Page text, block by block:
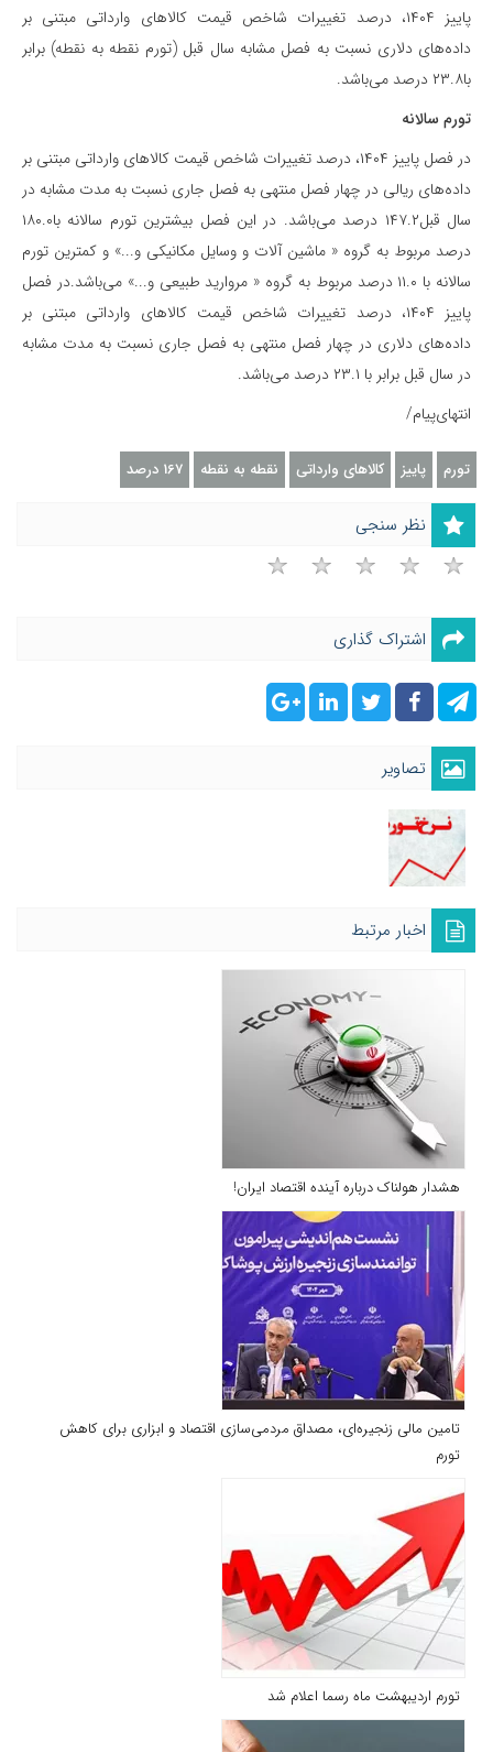
پاییز ۱۴۰۴، درصد تغییرات شاخص قیمت کالاهای وارداتی مبتنی بر
داده‌های دلاری نسبت به فصل مشابه سال قبل (تورم نقطه به نقطه) برابر
با۲۳.۸ درصد می‌باشد.
تورم سالانه
در فصل پاییز ۱۴۰۴، درصد تغییرات شاخص قیمت کالاهای وارداتی مبتنی بر
داده‌های ریالی در چهار فصل منتهی به فصل جاری نسبت به مدت مشابه در
سال قبل۱۴۷.۲ درصد می‌باشد. در این فصل بیشترین تورم سالانه با۱۸۰.۰
درصد مربوط به گروه « ماشین آلات و وسایل مکانیکی و...» و کمترین تورم
سالانه با ۱۱.۰ درصد مربوط به گروه « مروارید طبیعی و...» می‌باشد.در فصل
پاییز ۱۴۰۴، درصد تغییرات شاخص قیمت کالاهای وارداتی مبتنی بر
داده‌های دلاری در چهار فصل منتهی به فصل جاری نسبت به مدت مشابه
در سال قبل برابر با ۲۳.۱ درصد می‌باشد.
انتهای‌پیام/
تورم پاییز کالاهای وارداتی نقطه به نقطه 167 درصد
نظر سنجی
اشتراک گذاری
تصاویر
اخبار مرتبط
هشدار هولناک درباره آینده اقتصاد ایران!
تامین مالی زنجیره‌ای، مصداق مردمی‌سازی اقتصاد و ابزاری برای كاهش
تورم
تورم اردیبهشت ماه رسما اعلام شد